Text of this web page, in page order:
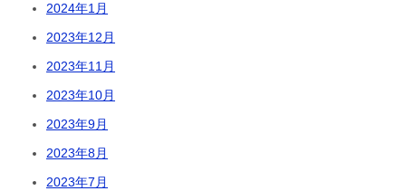
2024年1月
2023年12月
2023年11月
2023年10月
2023年9月
2023年8月
2023年7月